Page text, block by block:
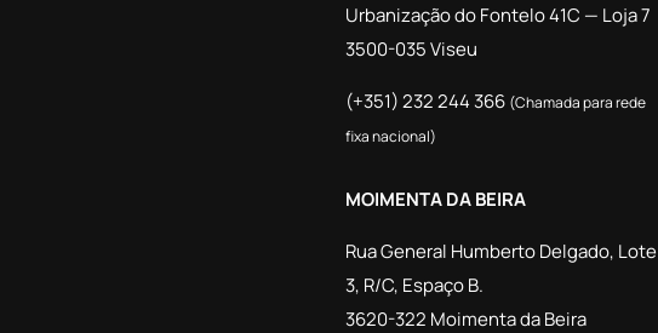
Urbanização do Fontelo 41C — Loja 7
3500-035 Viseu
(+351) 232 244 366 (Chamada para rede
fixa nacional)
MOIMENTA DA BEIRA
Rua General Humberto Delgado, Lote
3, R/C, Espaço B.
3620-322 Moimenta da Beira